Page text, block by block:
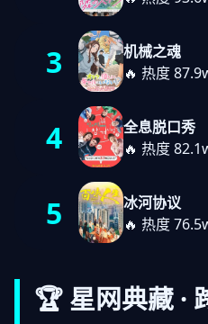
3
机械之魂
🔥 热度
4
全息脱口秀
🔥 热度
5
冰河协议
🔥 热度
🏆 星网典藏 ·